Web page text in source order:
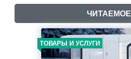
ЧИТАЕМОЕ
ТОВАРЫ И УСЛУГИ